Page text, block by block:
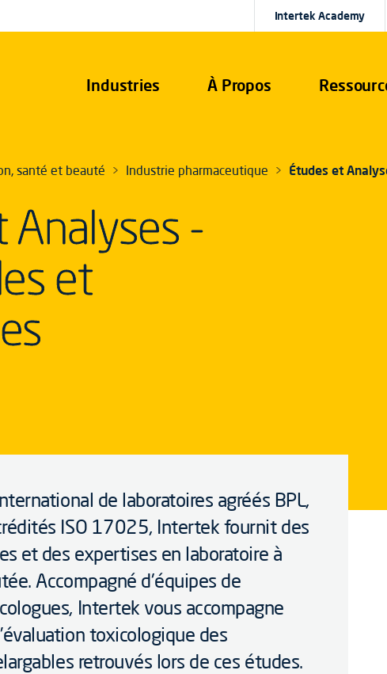
Industries À Propos
Intertek Academy
santé et beauté Industrie pharmaceutique Études et
Analyses -
et
de laboratoires agréés BPL,
ISO 17025, Intertek fournit des
et des expertises en laboratoire à
Accompagné d'équipes de
Intertek vous accompagne
toxicologique des
retrouvés lors de ces études.